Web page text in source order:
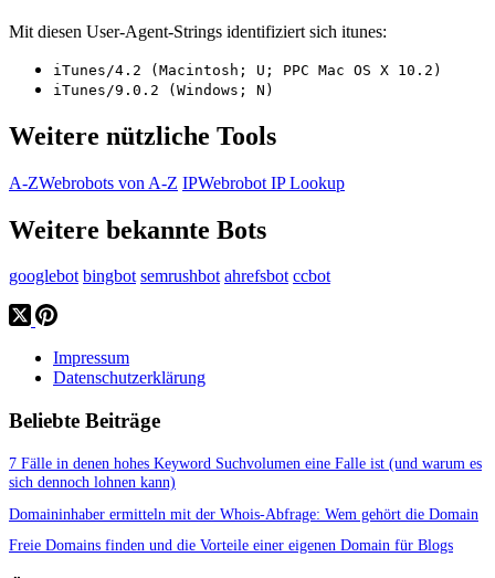
Mit diesen User-Agent-Strings identifiziert sich itunes:
iTunes/4.2 (Macintosh; U; PPC Mac OS X 10.2)
iTunes/9.0.2 (Windows; N)
Weitere nützliche Tools
A-ZWebrobots von A-Z IPWebrobot IP Lookup
Weitere bekannte Bots
googlebot bingbot semrushbot ahrefsbot ccbot
Impressum
Datenschutzerklärung
Beliebte Beiträge
7 Fälle in denen hohes Keyword Suchvolumen eine Falle ist (und warum es
sich dennoch lohnen kann)
Domaininhaber ermitteln mit der Whois-Abfrage: Wem gehört die Domain
Freie Domains finden und die Vorteile einer eigenen Domain für Blogs